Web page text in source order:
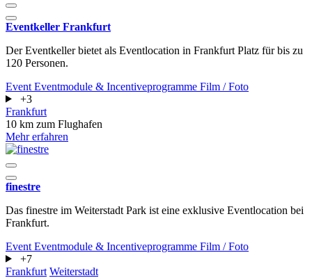
Eventkeller Frankfurt
Der Eventkeller bietet als Eventlocation in Frankfurt Platz für bis zu
120 Personen.
Event Eventmodule & Incentiveprogramme Film / Foto
+3
Frankfurt
10 km zum Flughafen
Mehr erfahren
finestre
Das finestre im Weiterstadt Park ist eine exklusive Eventlocation bei
Frankfurt.
Event Eventmodule & Incentiveprogramme Film / Foto
+7
Frankfurt Weiterstadt